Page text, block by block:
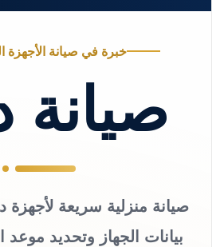
خبرة في صيانة الأجهزة
صيانة
صيانة منزلية سريعة لأجهزة
بيانات الجهاز وتحديد موعد